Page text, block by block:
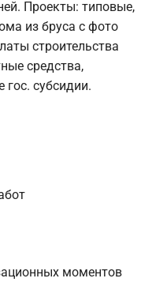
Проекты: типовые,
из бруса с фото
строительства
средства,
субсидии.
моментов